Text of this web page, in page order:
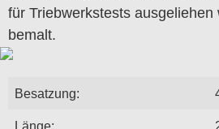
für Triebwerkstests
bemalt.
Besatzung:
Länge: